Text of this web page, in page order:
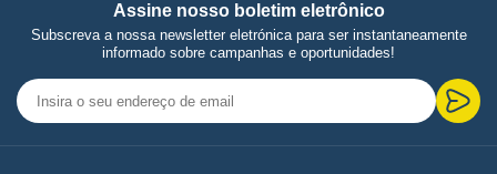
Assine nosso boletim eletrônico
Subscreva a nossa newsletter eletrónica para ser instantaneamente
informado sobre campanhas e oportunidades!